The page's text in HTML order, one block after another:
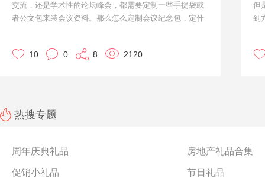
交流，还是学术性的论坛峰会，都需要定制一些手提袋或
者公文包来装会议资料。那么怎么定制会议纪念包，定什
10 0 8 2120
但
到
更
热搜专题
周年庆典礼品 房地产礼品合集
促销小礼品 节日礼品